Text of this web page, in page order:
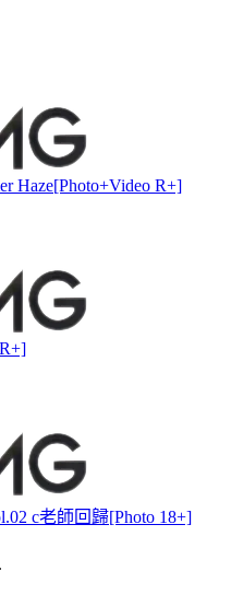
Haze[Photo+Video R+]
c老師回歸[Photo 18+]
.